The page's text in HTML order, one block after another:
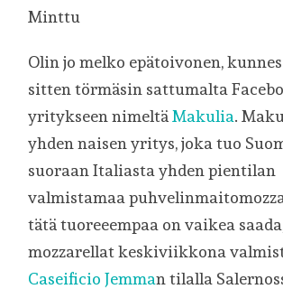
Minttu
Olin jo melko epätoivonen,
sitten törmäsin sattumalta
yritykseen nimeltäMakulia.
yhden naisen yritys, joka tuo
suoraan Italiasta yhden pientilan
valmistamaa
tätä tuoreeempaa on vaikea
mozzarellat keskiviikkona
Caseificio Jemman tilalla